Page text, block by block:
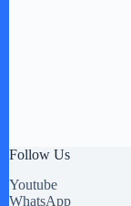
Follow Us
Youtube
WhatsApp